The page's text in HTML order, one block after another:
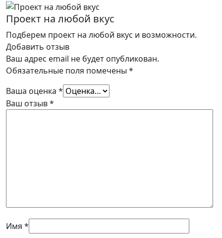
Проект на любой вкус
Подберем проект на любой вкус и возможности.
Добавить отзыв
Ваш адрес email не будет опубликован.
Обязательные поля помечены *
Ваша оценка *
Ваш отзыв*
Имя *